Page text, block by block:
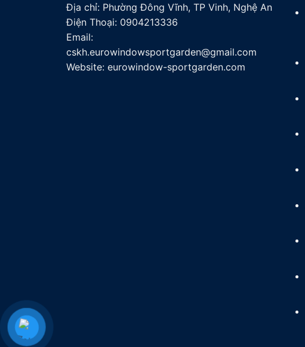
Địa chỉ: Phường Đông Vĩnh, TP Vinh, Nghệ An
Điện Thoại: 0904213336
Email:
cskh.eurowindowsportgarden@gmail.com
Website: eurowindow-sportgarden.com